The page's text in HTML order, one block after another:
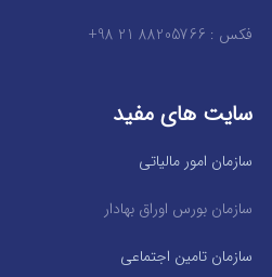
فکس : 88205766 21 98+
سایت های مفید
سازمان امور مالیاتی
سازمان بورس اوراق بهادار
سازمان تامین اجتماعی